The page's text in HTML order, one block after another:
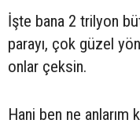
İşte bana 2 trilyon
parayı, çok güzel
onlar çeksin.
Hani ben ne anlarım